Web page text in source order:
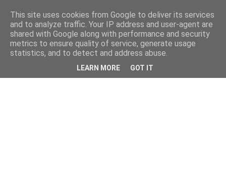
This site uses cookies from Google to deliver its services
and to analyze traffic. Your IP address and user-agent are
shared with Google along with performance and security
metrics to ensure quality of service, generate usage
statistics, and to detect and address abuse.
LEARN MORE GOT IT